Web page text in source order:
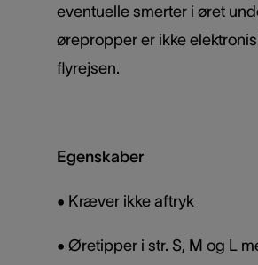
eventuelle smerter i øret
ørepropper er ikke
flyrejsen.
Egenskaber
• Kræver ikke aftryk
• Øretipper i str. S, M og L